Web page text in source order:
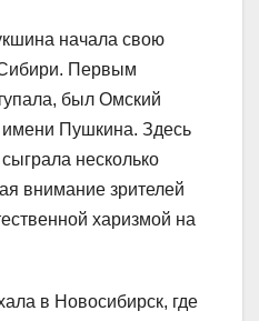
начала свою
Сибири. Первым
был Омский
имени Пушкина. Здесь
несколько
внимание зрителей
харизмой на
в Новосибирск, где